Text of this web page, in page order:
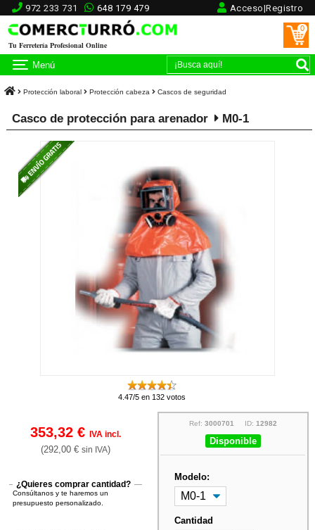
972 233 731 648 179 479 Acceso|Registro
Tu Ferretería Profesional Online
0
Menú
Protección laboral Protección cabeza Cascos de seguridad
Casco de protección para arenador M0-1
4.47/5 en 132 votos
353,32 €IVA incl.
(292,00 €sin IVA)
¿Quieres comprar cantidad?
Consúltanos y te haremos un
presupuesto personalizado.
Ref: 3000701 ID: 12982
Disponible
Modelo:
Cantidad